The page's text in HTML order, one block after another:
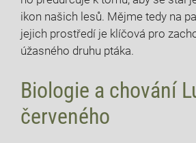
ikon našich lesů. Mějme tedy na
jejich prostředí je klíčová pro
úžasného druhu ptáka.
Biologie a chování
červeného